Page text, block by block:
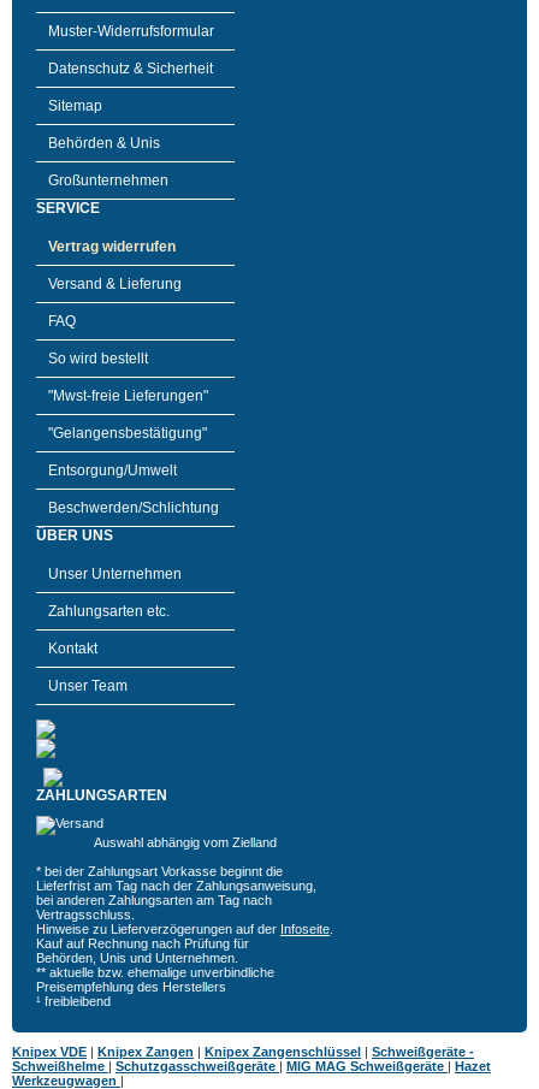
Muster-Widerrufsformular
Datenschutz & Sicherheit
Sitemap
Behörden & Unis
Großunternehmen
SERVICE
Vertrag widerrufen
Versand & Lieferung
FAQ
So wird bestellt
"Mwst-freie Lieferungen"
"Gelangensbestätigung"
Entsorgung/Umwelt
Beschwerden/Schlichtung
ÜBER UNS
Unser Unternehmen
Zahlungsarten etc.
Kontakt
Unser Team
ZAHLUNGSARTEN
Auswahl abhängig vom Zielland
* bei der Zahlungsart Vorkasse beginnt die
Lieferfrist am Tag nach der Zahlungsanweisung,
bei anderen Zahlungsarten am Tag nach
Vertragsschluss.
Hinweise zu Lieferverzögerungen auf der Infoseite
Kauf auf Rechnung nach Prüfung für
Behörden, Unis und Unternehmen.
** aktuelle bzw. ehemalige unverbindliche
Preisempfehlung des Herstellers
¹ freibleibend
Knipex VDE | Knipex Zangen | Knipex Zangenschlüssel | Schweißgeräte -
Schweißhelme | Schutzgasschweißgeräte | MIG MAG Schweißgeräte | Hazet
Werkzeugwagen |